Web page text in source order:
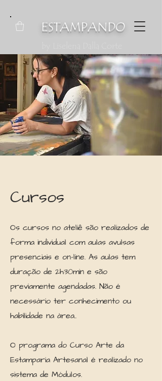
ESTAMPANDO
Cursos
Os cursos no ateliê são realizados de
forma individual com aulas avulsas
presenciais e on-line. As aulas tem
duração de 2h30min e são
previamente agendadas. Não é
necessário ter conhecimento ou
habilidade na área..
O programa do Curso Arte da
Estamparia Artesanal é realizado no
sistema de Módulos.